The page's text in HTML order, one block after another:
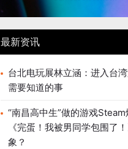
最新资讯
台北电玩展林立涵：进入台
需要知道的事
“南昌高中生”做的游戏Steam
《完蛋！我被男同学包围了
象？